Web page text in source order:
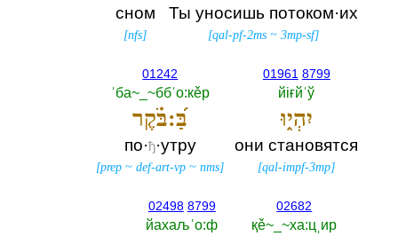
Ты уносишь потоком·их
[qal-pf-2ms ~3mp-sf]
сном
[nfs]
01961 8799
йiғйˈў
יִהְי֑וּ
они становятся
[qal-impf-3mp]
01242
ˈба~_~ббˈо:кěр
בַּ֝:בֹּ֗קֶר
по·ђ·утру
[prep ~def-art-vp ~nms]
02682
қě~_~ха:цˌир
02498 8799
йахаљˈо:ф